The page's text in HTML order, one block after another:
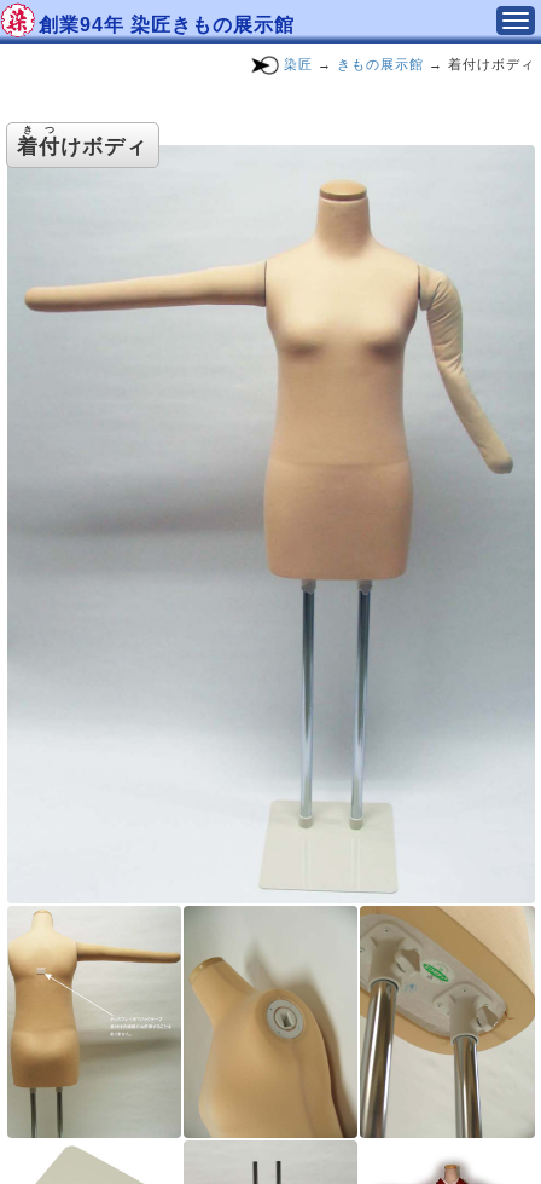
創業94年 染匠きもの展示館
染匠 → きもの展示館 → 着付けボディ
着付
きつ
けボディ